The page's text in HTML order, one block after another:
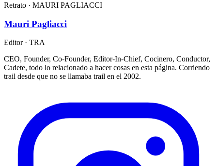
Retrato · MAURI PAGLIACCI
Mauri Pagliacci
Editor · TRA
CEO, Founder, Co-Founder, Editor-In-Chief, Cocinero, Conductor,
Cadete, todo lo relacionado a hacer cosas en esta página. Corriendo
trail desde que no se llamaba trail en el 2002.